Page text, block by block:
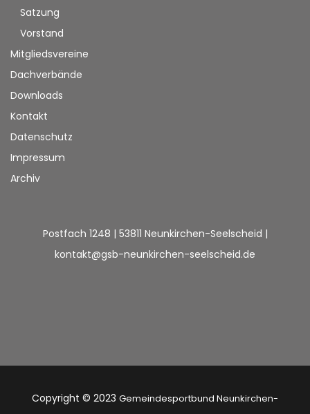
Satzung
Vorstand
Mitgliedsvereine
Dachverbände
Downloads
Kontakt
Datenschutz
Impressum
Archiv
Postfach 1248 | 53811 Neunkirchen-Seelscheid |
kontakt@gsb-neunkirchen-seelscheid.de
Copyright © 2023 Gemeindesportbund Neunkirchen-